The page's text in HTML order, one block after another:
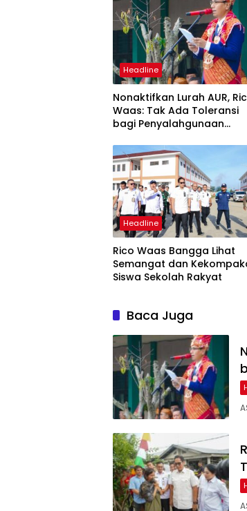
Headline
Nonaktifkan Lurah AUR,
Waas: Tak Ada Toleransi
bagi Penyalahgunaan
Headline
Rico Waas Bangga Lihat
Semangat dan
Siswa Sekolah Rakyat
Baca Juga